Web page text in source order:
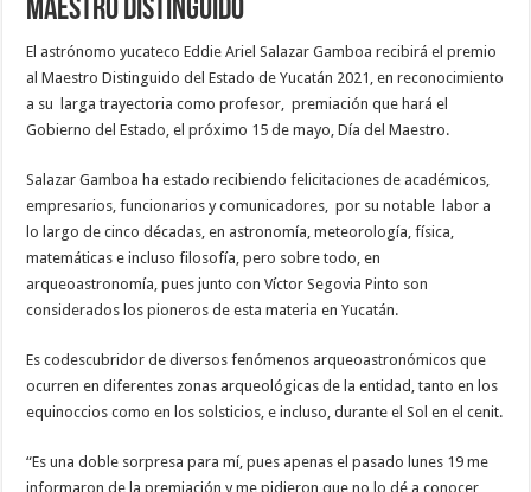
Maestro Distinguido
El astrónomo yucateco Eddie Ariel Salazar Gamboa recibirá el premio
al Maestro Distinguido del Estado de Yucatán 2021, en reconocimiento
a su larga trayectoria como profesor, premiación que hará el
Gobierno del Estado, el próximo 15 de mayo, Día del Maestro.
Salazar Gamboa ha estado recibiendo felicitaciones de académicos,
empresarios, funcionarios y comunicadores, por su notable labor a
lo largo de cinco décadas, en astronomía, meteorología, física,
matemáticas e incluso filosofía, pero sobre todo, en
arqueoastronomía, pues junto con Víctor Segovia Pinto son
considerados los pioneros de esta materia en Yucatán.
Es codescubridor de diversos fenómenos arqueoastronómicos que
ocurren en diferentes zonas arqueológicas de la entidad, tanto en los
equinoccios como en los solsticios, e incluso, durante el Sol en el cenit.
“Es una doble sorpresa para mí, pues apenas el pasado lunes 19 me
informaron de la premiación y me pidieron que no lo dé a conocer,